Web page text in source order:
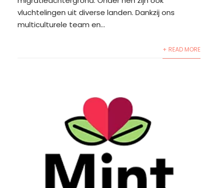
vluchtelingen uit diverse landen. Dankzij ons
multiculturele team en...
+ READ MORE